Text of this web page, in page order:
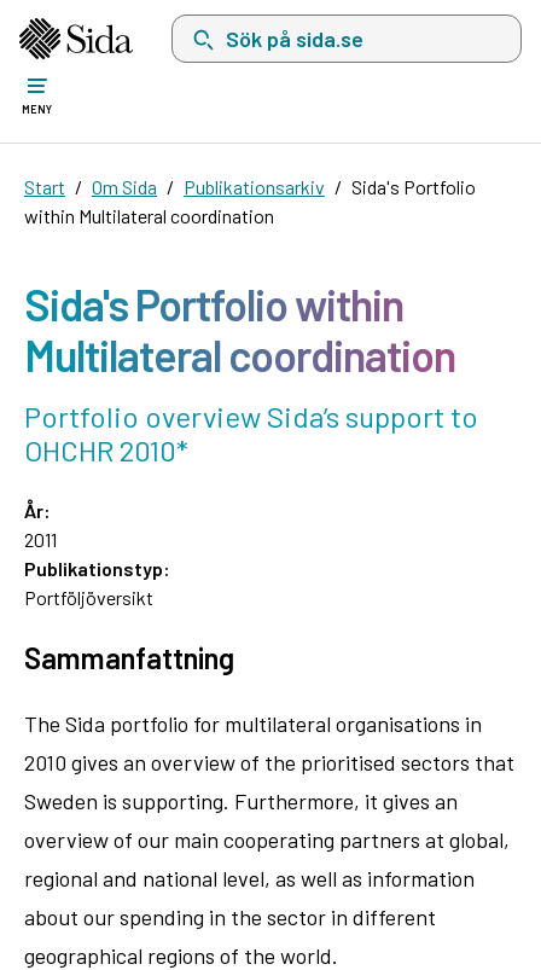
Sök på sida.se, sökförslag kommer att visas
MENY
Start Om Sida Publikationsarkiv
Sida's Portfolio
within Multilateral coordination
Sida's Portfolio within
Multilateral coordination
Portfolio overview Sida’s support to
OHCHR 2010*
År:
2011
Publikationstyp:
Portföljöversikt
Sammanfattning
The Sida portfolio for multilateral organisations in
2010 gives an overview of the prioritised sectors that
Sweden is supporting. Furthermore, it gives an
overview of our main cooperating partners at global,
regional and national level, as well as information
about our spending in the sector in different
geographical regions of the world.